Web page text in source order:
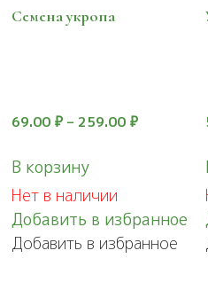
Семена укропа
69.00 ₽ – 259.00 ₽
В корзину
имеет
несколько
вариаций.
Нет в наличии
Добавить в избранное
Добавить в избранное